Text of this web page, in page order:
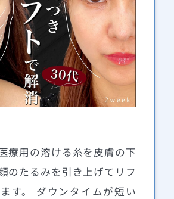
療用の溶ける糸を皮膚の下
のたるみを引き上げてリフ
す。 ダウンタイムが短い